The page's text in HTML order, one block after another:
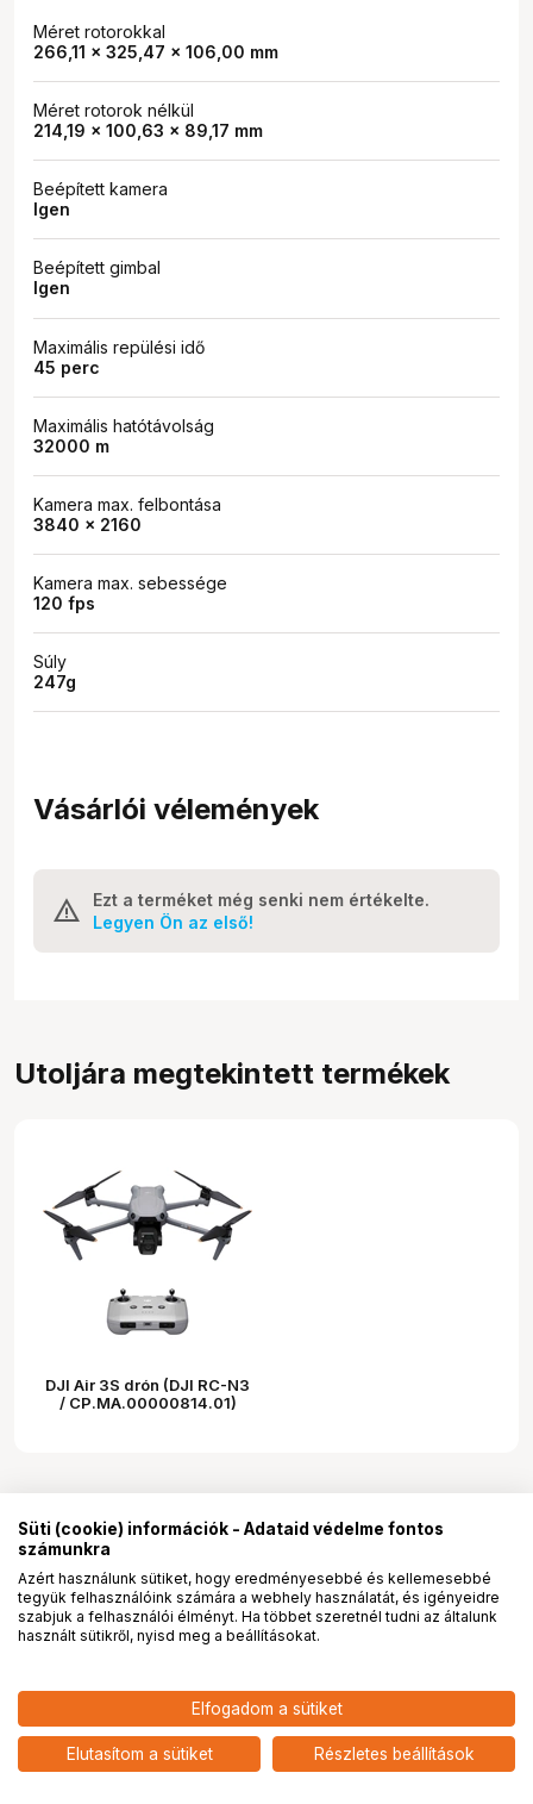
Méret rotorokkal
266,11 × 325,47 × 106,00 mm
Méret rotorok nélkül
214,19 × 100,63 × 89,17 mm
Beépített kamera
Igen
Beépített gimbal
Igen
Maximális repülési idő
45 perc
Maximális hatótávolság
32000 m
Kamera max. felbontása
3840 x 2160
Kamera max. sebessége
120 fps
Súly
247g
Vásárlói vélemények
Ezt a terméket még senki nem értékelte.
Legyen Ön az első!
DJI Air 3S drón (DJI RC-N3 /
CP.MA.00000814.01)
add
Utoljára megtekintett termékek
DJI Air 3S drón (DJI RC-N3
/ CP.MA.00000814.01)
PROpartnerségek
Süti (cookie) információk - Adataid védelme fontos
számunkra
Azért használunk sütiket, hogy eredményesebbé és kellemesebbé
tegyük felhasználóink számára a webhely használatát, és igényeidre
szabjuk a felhasználói élményt. Ha többet szeretnél tudni az általunk
használt sütikről, nyisd meg a beállításokat.
Elfogadom a sütiket
Elutasítom a sütiket Részletes beállítások